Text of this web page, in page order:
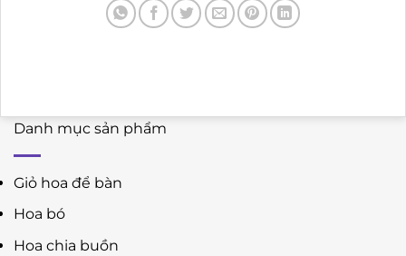
Danh mục sản phẩm
Giỏ hoa để bàn
Hoa bó
Hoa chia buồn